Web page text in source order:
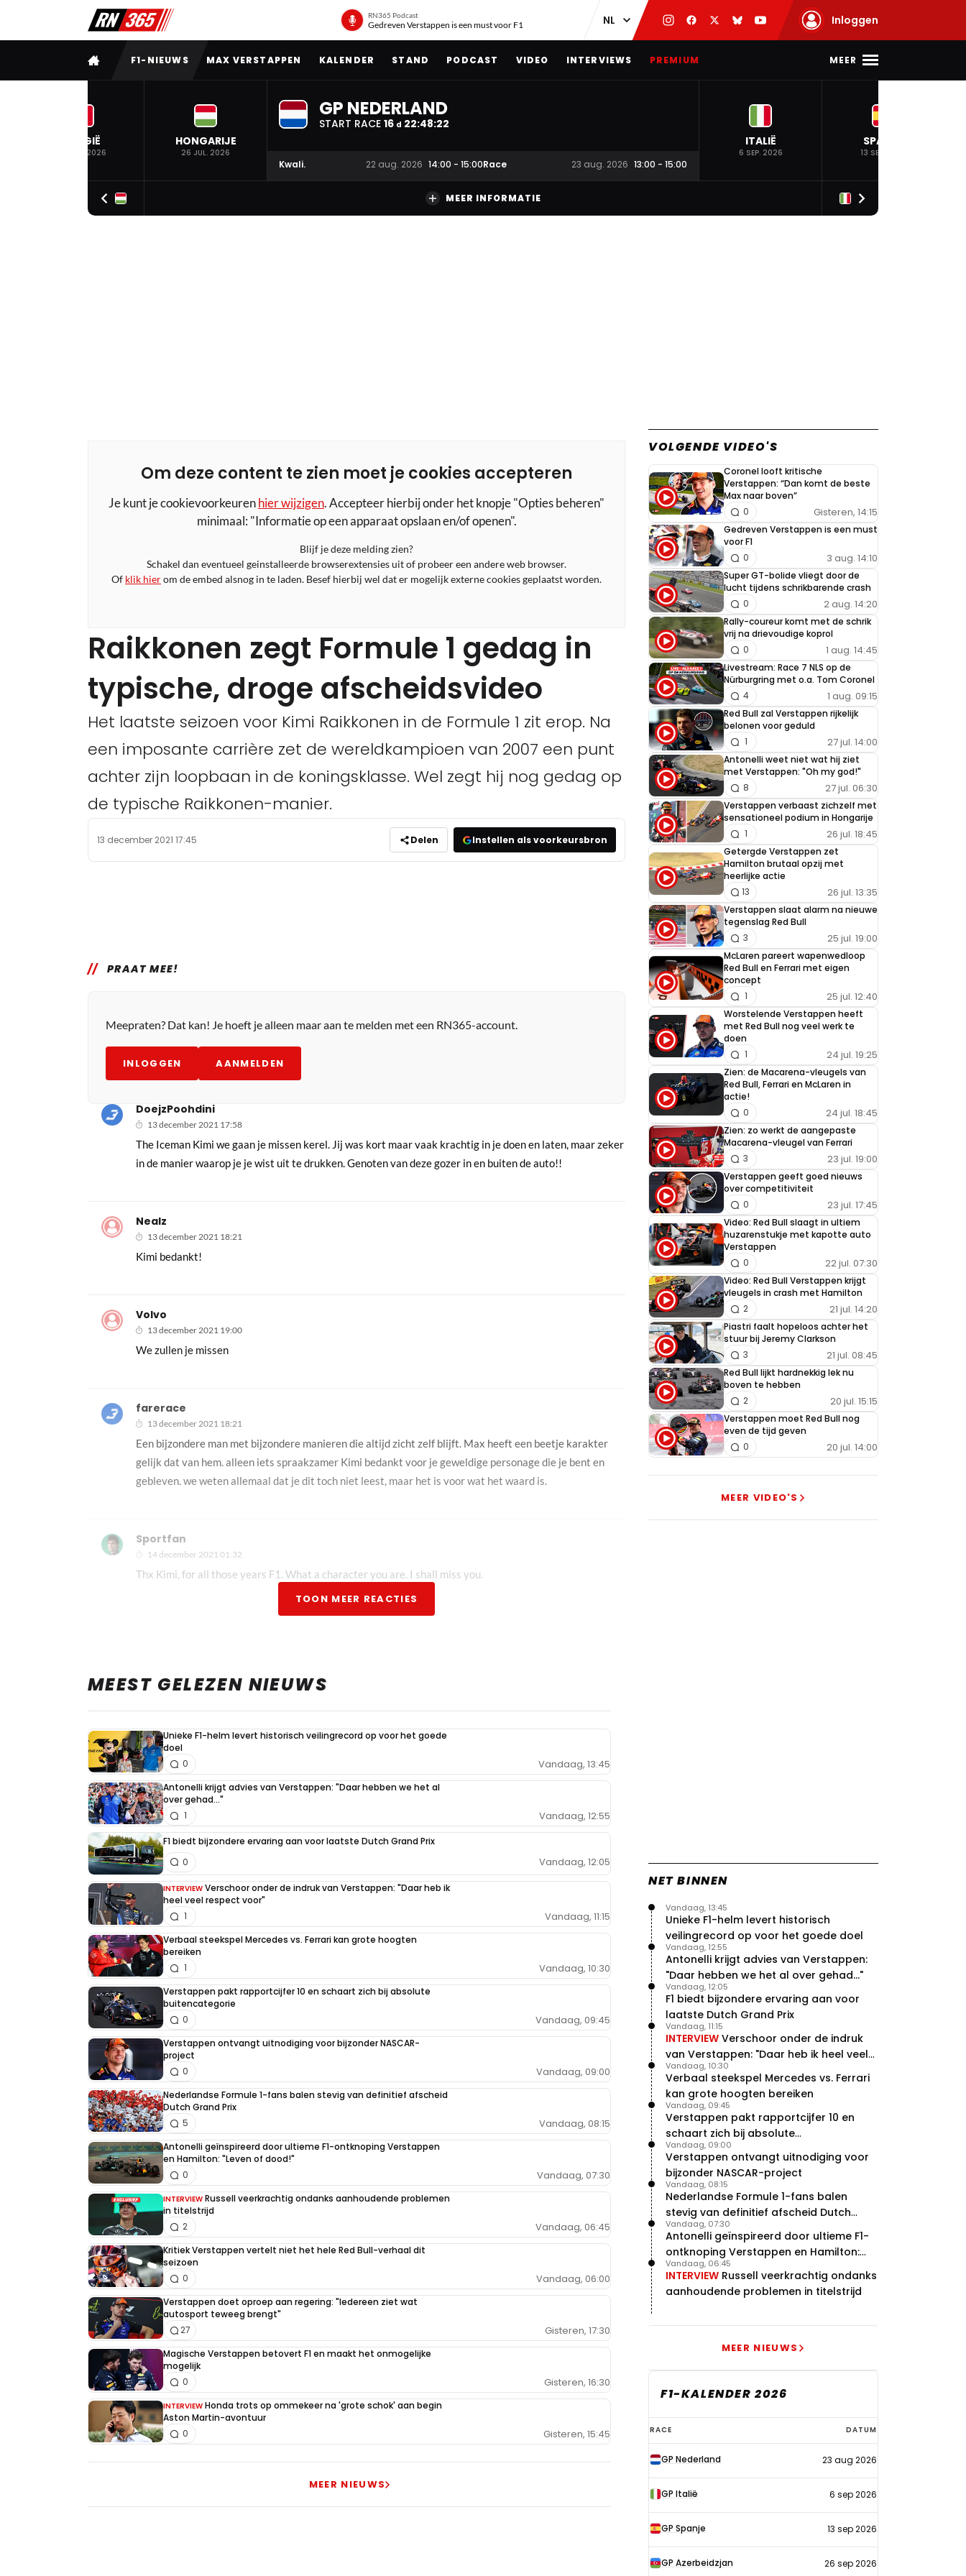
RN365 Podcast
Gedreven Verstappen is een must voor F1 Inloggen
VOLLEDIG MENU
F1-NIEUWS MAX VERSTAPPEN KALENDER STAND PODCAST VIDEO INTERVIEWS PREMIUM MEER
BELGIË
19 JUL. 2026
HONGARIJE
26 JUL. 2026
GP NEDERLAND
START RACE 16 d 22:48:21
Kwali. 22 aug. 2026 14:00 - 15:00Race 23 aug. 2026 13:00 - 15:00
ITALIË
6 SEP. 2026
SPANJE
13 SEP. 2026
MEER INFORMATIE
Om deze content te zien moet je cookies accepteren
Je kunt je cookievoorkeurenhier wijzigen. Accepteer hierbij onder het knopje "Opties beheren"
minimaal: "Informatie op een apparaat opslaan en/of openen".
Blijf je deze melding zien?
Schakel dan eventueel geinstalleerde browserextensies uit of probeer een andere web browser.
Of klik hierom de embed alsnog in te laden. Besef hierbij wel dat er mogelijk externe cookies geplaatst worden.
Raikkonen zegt Formule 1 gedag in
typische, droge afscheidsvideo
Het laatste seizoen voor Kimi Raikkonen in de Formule 1 zit erop. Na
een imposante carrière zet de wereldkampioen van 2007 een punt
achter zijn loopbaan in de koningsklasse. Wel zegt hij nog gedag op
de typische Raikkonen-manier.
13 december 2021 17:45 Delen Instellen als voorkeursbron
PRAAT MEE!
Meepraten? Dat kan! Je hoeft je alleen maar aan te melden met een RN365-account.
INLOGGEN AANMELDEN
DoejzPoohdini
13 december 2021 17:58
The Iceman Kimi we gaan je missen kerel. Jij was kort maar vaak krachtig in je doen en laten, maar zeker
in de manier waarop je je wist uit te drukken. Genoten van deze gozer in en buiten de auto!!
farerace
13 december 2021 18:21
Een bijzondere man met bijzondere manieren die altijd zicht zelf blijft. Max heeft een beetje karakter
gelijk dat van hem. alleen iets spraakzamer Kimi bedankt voor je geweldige personage die je bent en
gebleven. we weten allemaal dat je dit toch niet leest, maar het is voor wat het waard is.
Nealz
13 december 2021 18:21
Kimi bedankt!
Volvo
13 december 2021 19:00
We zullen je missen
Sportfan
14 december 2021 01:32
Thx Kimi, for all those years F1. What a character you are. I shall miss you.
TOON MEER REACTIES
VOLGENDE VIDEO'S
Coronel looft kritische
Verstappen: “Dan komt de beste
Max naar boven”
Gisteren, 14:15
0
Gedreven Verstappen is een must
voor F1
3 aug. 14:10
0
Super GT-bolide vliegt door de
lucht tijdens schrikbarende crash
2 aug. 14:20
0
Rally-coureur komt met de schrik
vrij na drievoudige koprol
1 aug. 14:45
0
Livestream: Race 7 NLS op de
Nürburgring met o.a. Tom Coronel
1 aug. 09:15
4
Red Bull zal Verstappen rijkelijk
belonen voor geduld
27 jul. 14:00
1
Antonelli weet niet wat hij ziet
met Verstappen: "Oh my god!"
27 jul. 06:30
8
Verstappen verbaast zichzelf met
sensationeel podium in Hongarije
26 jul. 18:45
1
Getergde Verstappen zet
Hamilton brutaal opzij met
heerlijke actie
26 jul. 13:35
13
Verstappen slaat alarm na nieuwe
tegenslag Red Bull
25 jul. 19:00
3
McLaren pareert wapenwedloop
Red Bull en Ferrari met eigen
concept
25 jul. 12:40
1
Worstelende Verstappen heeft
met Red Bull nog veel werk te
doen
24 jul. 19:25
1
Zien: de Macarena-vleugels van
Red Bull, Ferrari en McLaren in
actie!
24 jul. 18:45
0
Zien: zo werkt de aangepaste
Macarena-vleugel van Ferrari
23 jul. 19:00
3
Verstappen geeft goed nieuws
over competitiviteit
23 jul. 17:45
0
Video: Red Bull slaagt in ultiem
huzarenstukje met kapotte auto
Verstappen
22 jul. 07:30
0
Video: Red Bull Verstappen krijgt
vleugels in crash met Hamilton
21 jul. 14:20
2
Piastri faalt hopeloos achter het
stuur bij Jeremy Clarkson
21 jul. 08:45
3
Red Bull lijkt hardnekkig lek nu
boven te hebben
20 jul. 15:15
2
Verstappen moet Red Bull nog
even de tijd geven
20 jul. 14:00
0
MEER VIDEO'S
MEEST GELEZEN NIEUWS
Unieke F1-helm levert historisch veilingrecord op voor het goede
doel
Vandaag, 13:45
0
Antonelli krijgt advies van Verstappen: "Daar hebben we het al
over gehad..."
Vandaag, 12:55
1
F1 biedt bijzondere ervaring aan voor laatste Dutch Grand Prix
Vandaag, 12:05
0
INTERVIEW Verschoor onder de indruk van Verstappen: "Daar heb ik
heel veel respect voor"
Vandaag, 11:15
1
Verbaal steekspel Mercedes vs. Ferrari kan grote hoogten
bereiken
Vandaag, 10:30
1
Verstappen pakt rapportcijfer 10 en schaart zich bij absolute
buitencategorie
Vandaag, 09:45
0
Verstappen ontvangt uitnodiging voor bijzonder NASCAR-
project
Vandaag, 09:00
0
Nederlandse Formule 1-fans balen stevig van definitief afscheid
Dutch Grand Prix
Vandaag, 08:15
5
Antonelli geïnspireerd door ultieme F1-ontknoping Verstappen
en Hamilton: "Leven of dood!"
Vandaag, 07:30
0
INTERVIEW Russell veerkrachtig ondanks aanhoudende problemen
in titelstrijd
Vandaag, 06:45
2
Kritiek Verstappen vertelt niet het hele Red Bull-verhaal dit
seizoen
Vandaag, 06:00
0
Verstappen doet oproep aan regering: "Iedereen ziet wat
autosport teweeg brengt"
Gisteren, 17:30
27
Magische Verstappen betovert F1 en maakt het onmogelijke
mogelijk
Gisteren, 16:30
0
INTERVIEW Honda trots op ommekeer na 'grote schok' aan begin
Aston Martin-avontuur
Gisteren, 15:45
0
MEER NIEUWS
NET BINNEN
Unieke F1-helm levert historisch
veilingrecord op voor het goede doel
Vandaag, 13:45
Antonelli krijgt advies van Verstappen:
"Daar hebben we het al over gehad..."
Vandaag, 12:55
F1 biedt bijzondere ervaring aan voor
laatste Dutch Grand Prix
Vandaag, 12:05
INTERVIEW Verschoor onder de indruk
van Verstappen: "Daar heb ik heel veel
respect voor"
Vandaag, 11:15
Verbaal steekspel Mercedes vs. Ferrari
kan grote hoogten bereiken
Vandaag, 10:30
Verstappen pakt rapportcijfer 10 en
schaart zich bij absolute
buitencategorie
Vandaag, 09:45
Verstappen ontvangt uitnodiging voor
bijzonder NASCAR-project
Vandaag, 09:00
Nederlandse Formule 1-fans balen
stevig van definitief afscheid Dutch
Grand Prix
Vandaag, 08:15
Antonelli geïnspireerd door ultieme F1-
ontknoping Verstappen en Hamilton:
"Leven of dood!"
Vandaag, 07:30
INTERVIEW Russell veerkrachtig ondanks
aanhoudende problemen in titelstrijd
Vandaag, 06:45
MEER NIEUWS
F1-KALENDER 2026
F1-
kalender
2026
RACE DATUM
GP Nederland 23 aug 2026
GP Italië 6 sep 2026
GP Spanje 13 sep 2026
GP Azerbeidzjan 26 sep 2026